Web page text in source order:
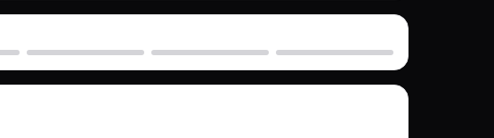
Roblox Skate Subway Surfer